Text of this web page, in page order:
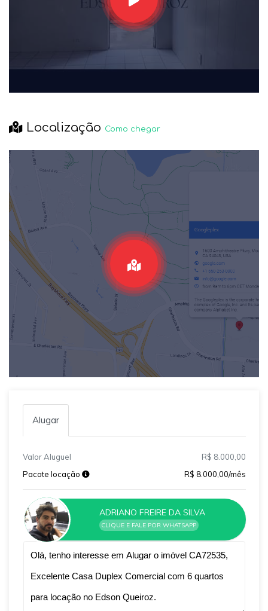
Localização Como chegar
Alugar
Valor Aluguel
R$ 8.000,00
Pacote locação
R$ 8.000,00/mês
ADRIANO FREIRE DA SILVA
CLIQUE E FALE POR WHATSAPP